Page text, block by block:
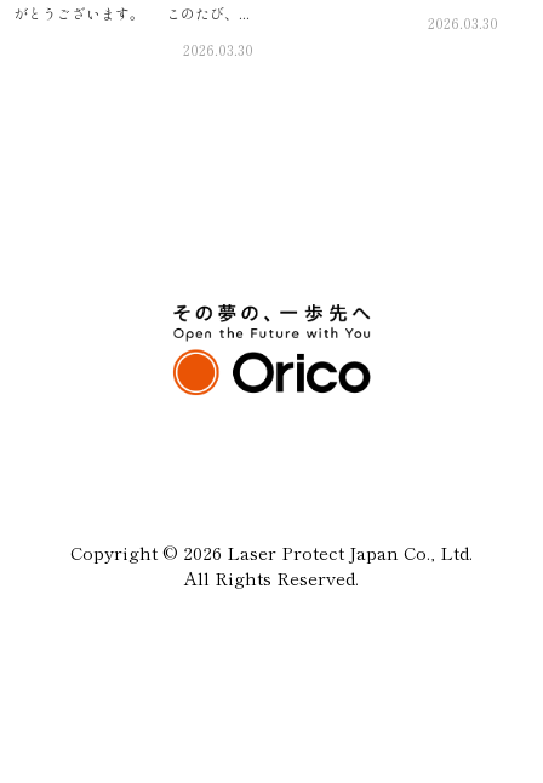
がとうございます。 このたび、...
2026.03.30
2026.03.30
Copyright © 2026 Laser Protect Japan Co., Ltd.
All Rights Reserved.